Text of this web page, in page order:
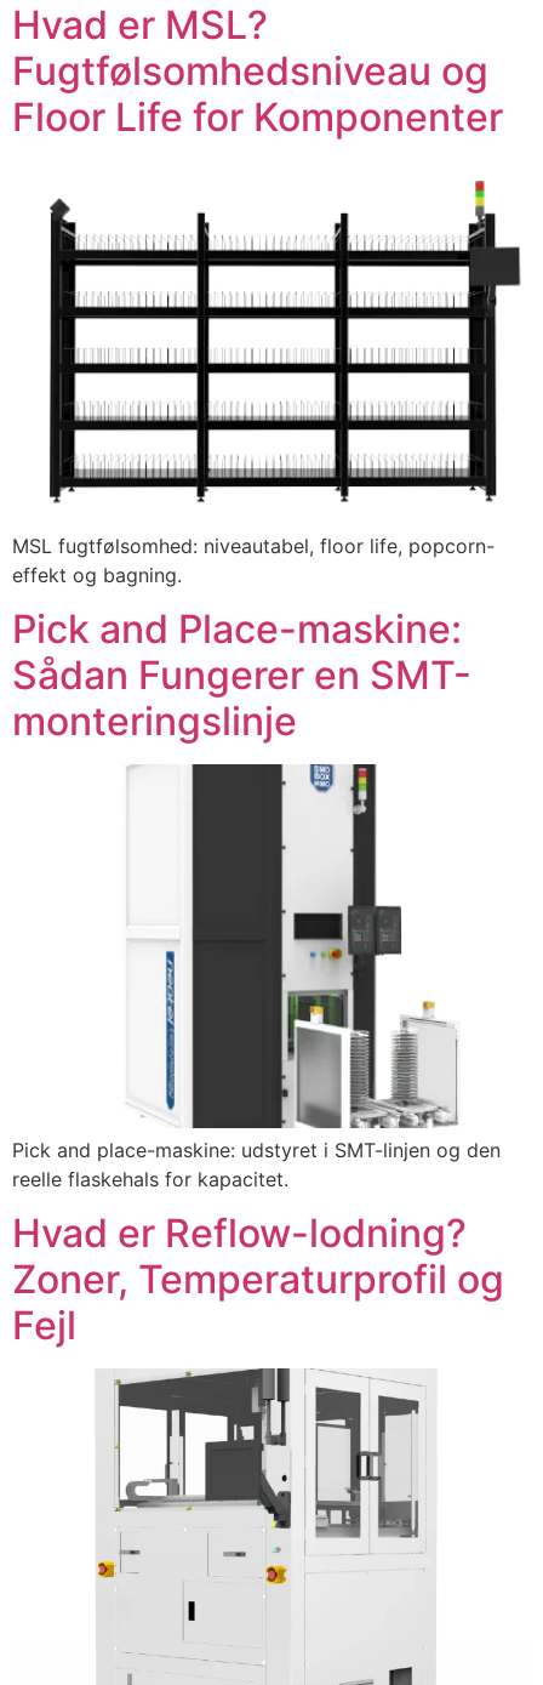
Hvad er MSL?
Fugtfølsomhedsniveau og
Floor Life for Komponenter
MSL fugtfølsomhed: niveautabel, floor life, popcorn-
effekt og bagning.
Pick and Place-maskine:
Sådan Fungerer en SMT-
monteringslinje
Pick and place-maskine: udstyret i SMT-linjen og den
reelle flaskehals for kapacitet.
Hvad er Reflow-lodning?
Zoner, Temperaturprofil og
Fejl